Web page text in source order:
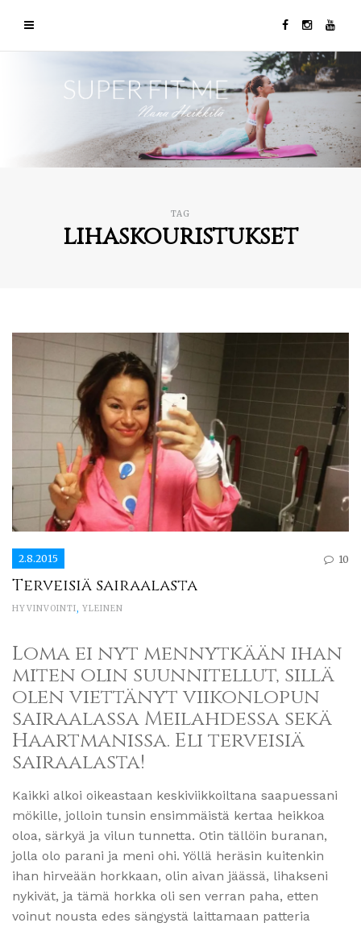
TAG
lihaskouristukset
2.8.2015 10
Terveisiä sairaalasta
HYVINVOINTI, YLEINEN
Loma ei nyt mennytkään ihan
miten olin suunnitellut, sillä
olen viettänyt viikonlopun
sairaalassa Meilahdessa sekä
Haartmanissa. Eli terveisiä
sairaalasta!
Kaikki alkoi oikeastaan keskiviikkoiltana saapuessani
mökille, jolloin tunsin ensimmäistä kertaa heikkoa
oloa, särkyä ja vilun tunnetta. Otin tällöin buranan,
jolla olo parani ja meni ohi. Yöllä heräsin kuitenkin
ihan hirveään horkkaan, olin aivan jäässä, lihakseni
nykivät, ja tämä horkka oli sen verran paha, etten
voinut nousta edes sängystä laittamaan patteria